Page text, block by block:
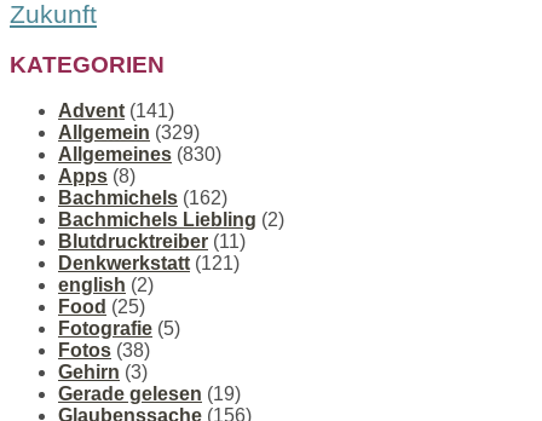
Zukunft
KATEGORIEN
Advent (141)
Allgemein (329)
Allgemeines (830)
Apps (8)
Bachmichels (162)
Bachmichels Liebling (2)
Blutdrucktreiber (11)
Denkwerkstatt (121)
english (2)
Food (25)
Fotografie (5)
Fotos (38)
Gehirn (3)
Gerade gelesen (19)
Glaubenssache (156)